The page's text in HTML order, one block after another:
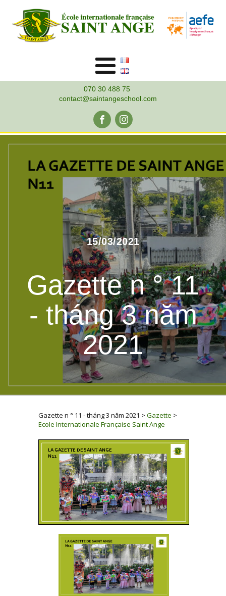
070 30 488 75
contact@saintangeschool.com
15/03/2021
Gazette n ° 11
- tháng 3 năm
2021
Gazette n ° 11 - tháng 3 năm 2021 >Gazette >
Ecole Internationale Française Saint Ange